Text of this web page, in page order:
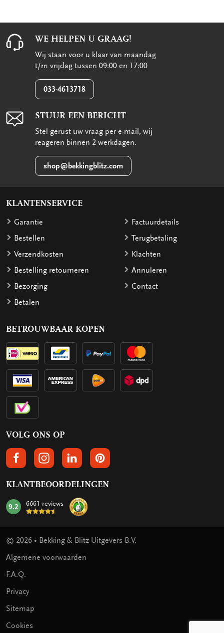
WE HELPEN U GRAAG!
Wij staan voor u klaar van maandag
t/m vrijdag tussen 09:00 en 17:00
033-4613718
STUUR EEN BERICHT
Stel gerust uw vraag per e-mail, wij
reageren binnen 2 werkdagen.
shop@bekkingblitz.com
KLANTENSERVICE
Garantie
Bestellen
Verzendkosten
Bestelling retourneren
Bezorging
Betalen
Factuurdetails
Terugbetaling
Klachten
Annuleren
Contact
BETROUWBAAR KOPEN
VOLG ONS OP
VOLGS ONS OP FACEBOOK
VOLG ONS OP INSTAGRAM
VOLG ONS OP LINKEDIN
VOLG ONS OP PINTEREST
KLANTBEOORDELINGEN
mark:
9.2 6661 reviews
© 2026 • Bekking & Blitz Uitgevers B.V.
Algemene voorwaarden
F.A.Q.
Privacy
Sitemap
Cookies